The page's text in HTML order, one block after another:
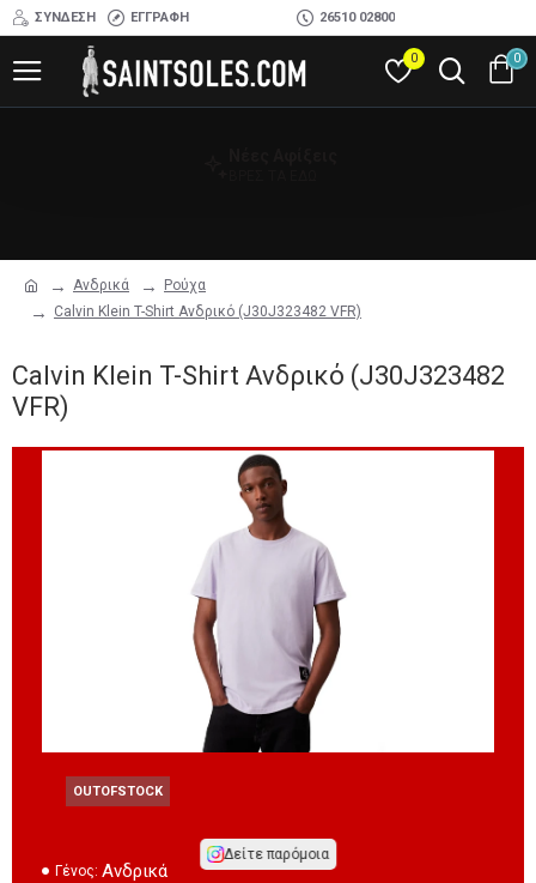
ΣΎΝΔΕΣΗ ΕΓΓΡΑΦΉ 26510 02800
0 0
Ανδρικά
Ρούχα
Calvin Klein T-Shirt Ανδρικό (J30J323482 VFR)
Calvin Klein T-Shirt Ανδρικό (J30J323482
VFR)
OUTOFSTOCK
Δείτε παρόμοια
Γένος: Ανδρικά